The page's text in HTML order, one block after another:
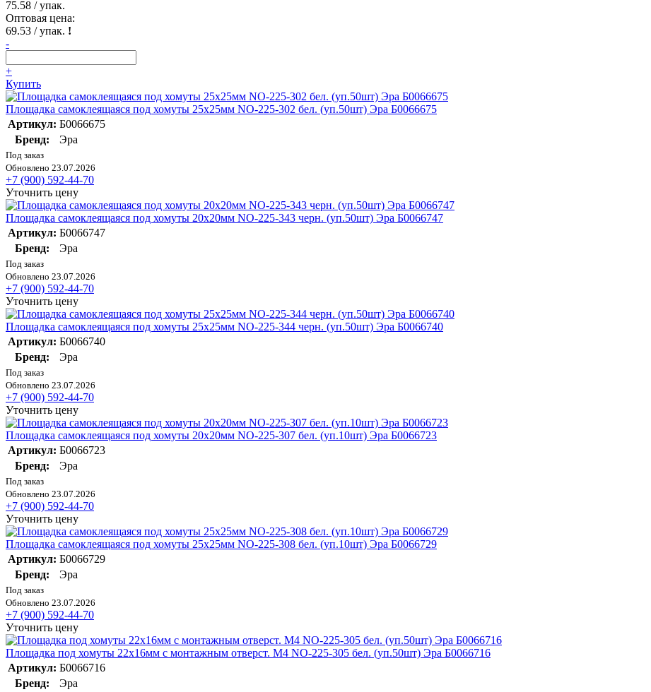
75.58 / упак.
Оптовая цена:
69.53 / упак. !
-
+
Купить
Площадка самоклеящаяся под хомуты 25х25мм NO-225-302 бел. (уп.50шт) Эра Б0066675
Артикул: Б0066675
Бренд:
Эра
Под заказ
Обновлено 23.07.2026
+7 (900) 592-44-70
Уточнить цену
Площадка самоклеящаяся под хомуты 20х20мм NO-225-343 черн. (уп.50шт) Эра Б0066747
Артикул: Б0066747
Бренд:
Эра
Под заказ
Обновлено 23.07.2026
+7 (900) 592-44-70
Уточнить цену
Площадка самоклеящаяся под хомуты 25х25мм NO-225-344 черн. (уп.50шт) Эра Б0066740
Артикул: Б0066740
Бренд:
Эра
Под заказ
Обновлено 23.07.2026
+7 (900) 592-44-70
Уточнить цену
Площадка самоклеящаяся под хомуты 20х20мм NO-225-307 бел. (уп.10шт) Эра Б0066723
Артикул: Б0066723
Бренд:
Эра
Под заказ
Обновлено 23.07.2026
+7 (900) 592-44-70
Уточнить цену
Площадка самоклеящаяся под хомуты 25х25мм NO-225-308 бел. (уп.10шт) Эра Б0066729
Артикул: Б0066729
Бренд:
Эра
Под заказ
Обновлено 23.07.2026
+7 (900) 592-44-70
Уточнить цену
Площадка под хомуты 22х16мм с монтажным отверст. М4 NO-225-305 бел. (уп.50шт) Эра Б0066716
Артикул: Б0066716
Бренд:
Эра